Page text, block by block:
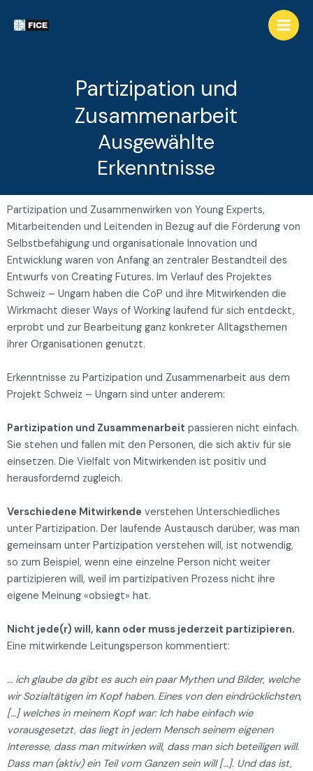
Partizipation und
Zusammenarbeit
Ausgewählte
Erkenntnisse
Partizipation und Zusammenwirken von Young Experts,
Mitarbeitenden und Leitenden in Bezug auf die Förderung von
Selbstbefähigung und organisationale Innovation und
Entwicklung waren von Anfang an zentraler Bestandteil des
Entwurfs von Creating Futures. Im Verlauf des Projektes
Schweiz – Ungarn haben die CoP und ihre Mitwirkenden die
Wirkmacht dieser Ways of Working laufend für sich entdeckt,
erprobt und zur Bearbeitung ganz konkreter Alltagsthemen
ihrer Organisationen genutzt.
Erkenntnisse zu Partizipation und Zusammenarbeit aus dem
Projekt Schweiz – Ungarn sind unter anderem:
Partizipation und Zusammenarbeit passieren nicht einfach.
Sie stehen und fallen mit den Personen, die sich aktiv für sie
einsetzen. Die Vielfalt von Mitwirkenden ist positiv und
herausfordernd zugleich.
Verschiedene Mitwirkende verstehen Unterschiedliches
unter Partizipation. Der laufende Austausch darüber, was man
gemeinsam unter Partizipation verstehen will, ist notwendig,
so zum Beispiel, wenn eine einzelne Person nicht weiter
partizipieren will, weil im partizipativen Prozess nicht ihre
eigene Meinung «obsiegt» hat.
Nicht jede(r) will, kann oder muss jederzeit partizipieren.
Eine mitwirkende Leitungsperson kommentiert:
… ich glaube da gibt es auch ein paar Mythen und Bilder, welche
wir Sozialtätigen im Kopf haben. Eines von den eindrücklichsten,
[…] welches in meinem Kopf war: Ich habe einfach wie
vorausgesetzt, das liegt in jedem Mensch seinem eigenen
Interesse, dass man mitwirken will, dass man sich beteiligen will.
Dass man (aktiv) ein Teil vom Ganzen sein will […]. Und das ist,